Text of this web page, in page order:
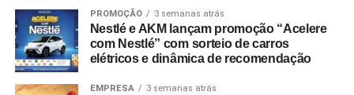
PROMOÇÃO 3 semanas atrás
Nestlé e AKM lançam promoção “Acelere
com Nestlé” com sorteio de carros
elétricos e dinâmica de recomendação
EMPRESA 3 semanas atrás